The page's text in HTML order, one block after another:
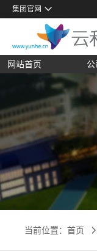
集团官网 国家级全民数字
网站首页
当前位置： 首页